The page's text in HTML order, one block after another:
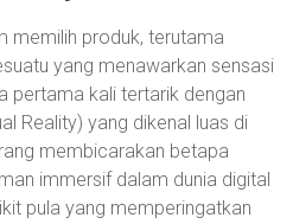
memilih produk, terutama
yang menawarkan sensasi
pertama kali tertarik dengan
Reality) yang dikenal luas di
membicarakan betapa
immersif dalam dunia digital
pula yang memperingatkan